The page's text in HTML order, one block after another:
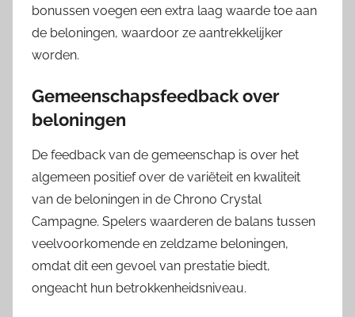
bonussen voegen een extra laag waarde toe aan
de beloningen, waardoor ze aantrekkelijker
worden.
Gemeenschapsfeedback over
beloningen
De feedback van de gemeenschap is over het
algemeen positief over de variëteit en kwaliteit
van de beloningen in de Chrono Crystal
Campagne. Spelers waarderen de balans tussen
veelvoorkomende en zeldzame beloningen,
omdat dit een gevoel van prestatie biedt,
ongeacht hun betrokkenheidsniveau.